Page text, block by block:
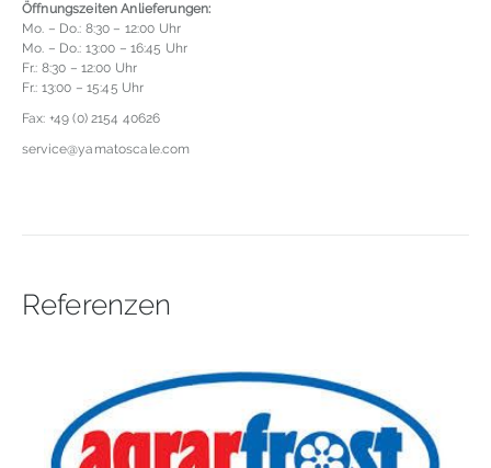
Öffnungszeiten Anlieferungen:
Mo. – Do.: 8:30 – 12:00 Uhr
Mo. – Do.: 13:00 – 16:45 Uhr
Fr.: 8:30 – 12:00 Uhr
Fr.: 13:00 – 15:45 Uhr
Fax: +49 (0) 2154 40626
service@yamatoscale.com
Referenzen